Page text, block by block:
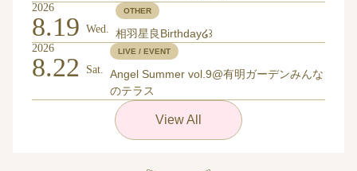
2026
8.19 Wed.
OTHER
相羽星良Birthday໒꒱
2026
8.22 Sat.
LIVE / EVENT
Angel Summer vol.9@有明ガーデンみんな
のテラス
View All